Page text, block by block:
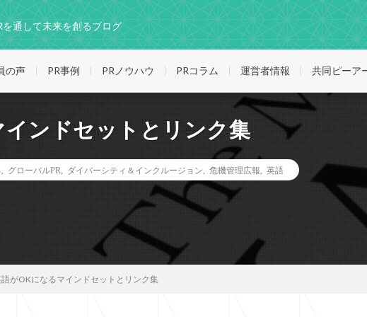
を通して未来を創るブログ
の声 PR事例 PRノウハウ PRコラム 運営者情報 共同ピーア
ンドセットとリンク集
グローバルPR ダイバーシティ＆インクルージョン 危機管理広報 英語
がOKになるマインドセットとリンク集